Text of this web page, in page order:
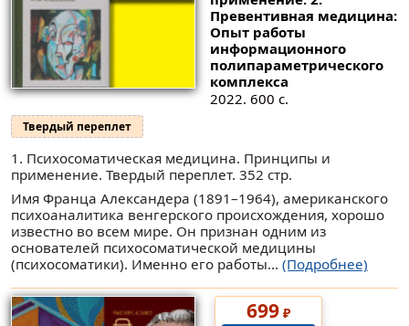
Превентивная медицина:
Опыт работы
информационного
полипараметрического
комплекса
2022. 600 с.
Твердый переплет
1. Психосоматическая медицина. Принципы и
применение. Твердый переплет. 352 стр.
Имя Франца Александера (1891–1964), американского
психоаналитика венгерского происхождения, хорошо
известно во всем мире. Он признан одним из
основателей психосоматической медицины
(психосоматики). Именно его работы... (Подробнее)
699₽